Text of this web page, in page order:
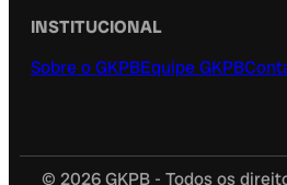
INSTITUCIONAL
Sobre o GKPBEquipe GKPB
© 2026 GKPB - Todos os